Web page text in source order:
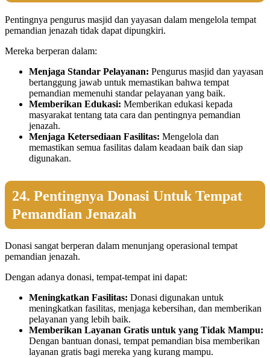
Pentingnya pengurus masjid dan yayasan dalam mengelola tempat
pemandian jenazah tidak dapat dipungkiri.
Mereka berperan dalam:
Menjaga Standar Pelayanan: Pengurus masjid dan yayasan
bertanggung jawab untuk memastikan bahwa tempat
pemandian memenuhi standar pelayanan yang baik.
Memberikan Edukasi: Memberikan edukasi kepada
masyarakat tentang tata cara dan pentingnya pemandian
jenazah.
Menjaga Ketersediaan Fasilitas: Mengelola dan
memastikan semua fasilitas dalam keadaan baik dan siap
digunakan.
24. Pentingnya Donasi Untuk Tempat
Pemandian Jenazah
Donasi sangat berperan dalam menunjang operasional tempat
pemandian jenazah.
Dengan adanya donasi, tempat-tempat ini dapat:
Meningkatkan Fasilitas: Donasi digunakan untuk
meningkatkan fasilitas, menjaga kebersihan, dan memberikan
pelayanan yang lebih baik.
Memberikan Layanan Gratis untuk yang Tidak Mampu:
Dengan bantuan donasi, tempat pemandian bisa memberikan
layanan gratis bagi mereka yang kurang mampu.